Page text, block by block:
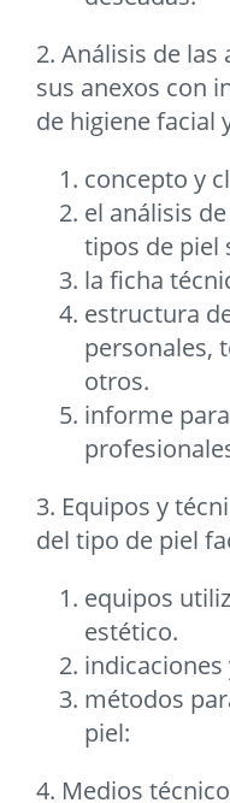
2. Análisis de
sus anexos con
de higiene facial
concepto y
el análisis
tipos de piel
la ficha
estructura
personales,
otros.
informe
3. Equipos y
del tipo de piel
equipos
estético.
indicaciones
métodos
piel:
4. Medios